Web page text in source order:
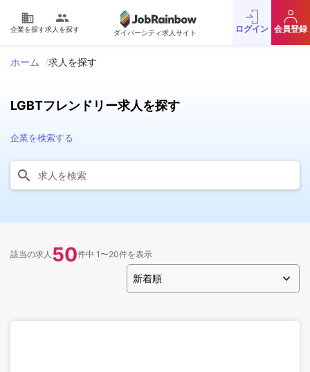
domain
企業を探す
people
求人を探す ダイバーシティ求人サイト ログイン 会員登録
ホーム 求人を探す
LGBTフレンドリー求人を探す
企業を検索する
該当の求人 50件中 1〜20件を表示